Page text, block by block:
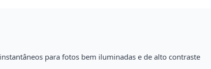
para fotos bem iluminadas e de alto contraste